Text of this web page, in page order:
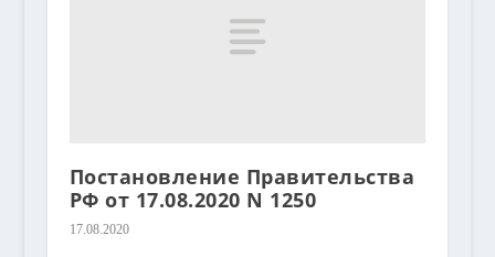
Постановление Правительства
РФ от 17.08.2020 N 1250
17.08.2020